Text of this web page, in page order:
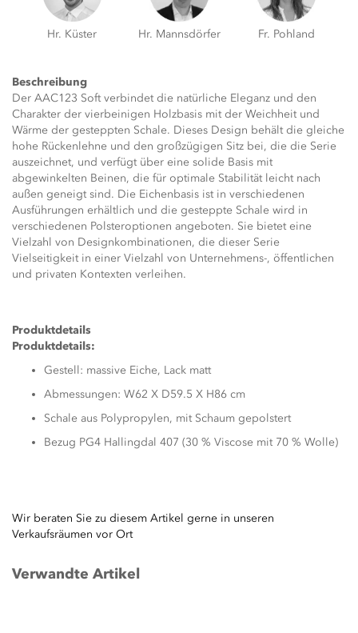
Hr. Küster Hr. Mannsdörfer Fr. Pohland
Beschreibung
Der AAC123 Soft verbindet die natürliche Eleganz und den
Charakter der vierbeinigen Holzbasis mit der Weichheit und
Wärme der gesteppten Schale. Dieses Design behält die gleiche
hohe Rückenlehne und den großzügigen Sitz bei, die die Serie
auszeichnet, und verfügt über eine solide Basis mit
abgewinkelten Beinen, die für optimale Stabilität leicht nach
außen geneigt sind. Die Eichenbasis ist in verschiedenen
Ausführungen erhältlich und die gesteppte Schale wird in
verschiedenen Polsteroptionen angeboten. Sie bietet eine
Vielzahl von Designkombinationen, die dieser Serie
Vielseitigkeit in einer Vielzahl von Unternehmens-, öffentlichen
und privaten Kontexten verleihen.
Produktdetails
Produktdetails:
Gestell: massive Eiche, Lack matt
Abmessungen: W62 X D59.5 X H86 cm
Schale aus Polypropylen, mit Schaum gepolstert
Bezug PG4 Hallingdal 407 (30 % Viscose mit 70 % Wolle)
Wir beraten Sie zu diesem Artikel gerne in unseren
Verkaufsräumen vor Ort
Verwandte Artikel